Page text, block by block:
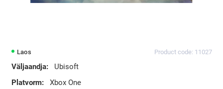
Laos Product code: 11027
Väljaandja:
Ubisoft
Platvorm:
Xbox One